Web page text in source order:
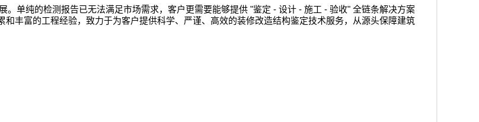
。单纯的检测报告已无法满足市场需求，客户更需要能够提供 "鉴定 - 设计 - 施工 - 验收" 全链条解决方案
和丰富的工程经验，致力于为客户提供科学、严谨、高效的装修改造结构鉴定技术服务，从源头保障建筑